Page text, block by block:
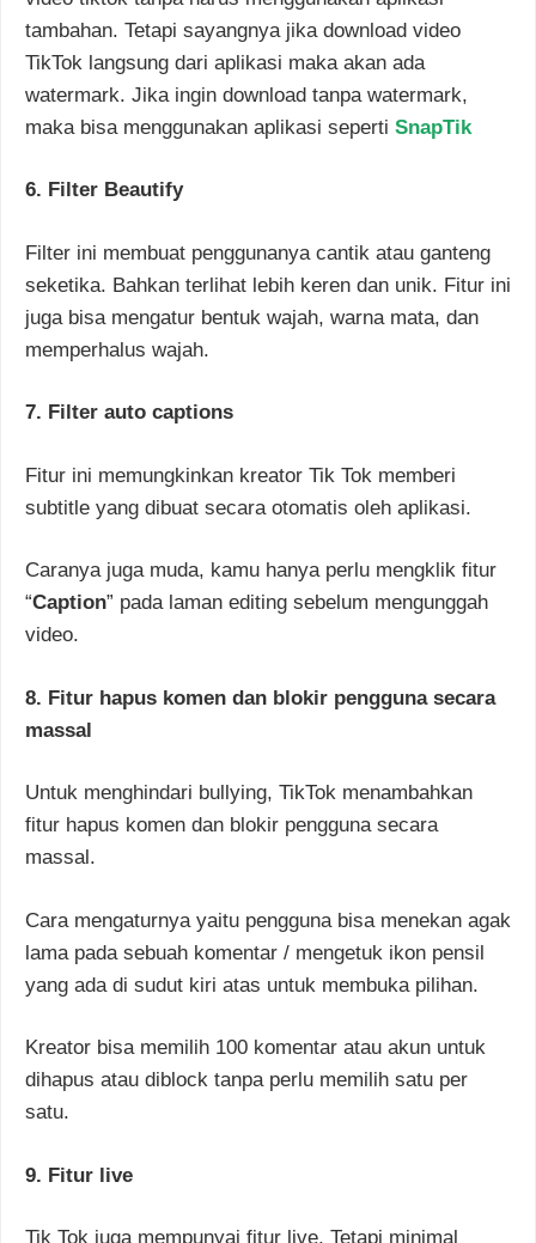
tambahan. Tetapi sayangnya jika download video
TikTok langsung dari aplikasi maka akan ada
watermark. Jika ingin download tanpa watermark,
maka bisa menggunakan aplikasi seperti SnapTik
6. Filter Beautify
Filter ini membuat penggunanya cantik atau ganteng
seketika. Bahkan terlihat lebih keren dan unik. Fitur ini
juga bisa mengatur bentuk wajah, warna mata, dan
memperhalus wajah.
7. Filter auto captions
Fitur ini memungkinkan kreator Tik Tok memberi
subtitle yang dibuat secara otomatis oleh aplikasi.
Caranya juga muda, kamu hanya perlu mengklik fitur
“Caption” pada laman editing sebelum mengunggah
video.
8. Fitur hapus komen dan blokir pengguna secara
massal
Untuk menghindari bullying, TikTok menambahkan
fitur hapus komen dan blokir pengguna secara
massal.
Cara mengaturnya yaitu pengguna bisa menekan agak
lama pada sebuah komentar / mengetuk ikon pensil
yang ada di sudut kiri atas untuk membuka pilihan.
Kreator bisa memilih 100 komentar atau akun untuk
dihapus atau diblock tanpa perlu memilih satu per
satu.
9. Fitur live
Tik Tok juga mempunyai fitur live. Tetapi minimal